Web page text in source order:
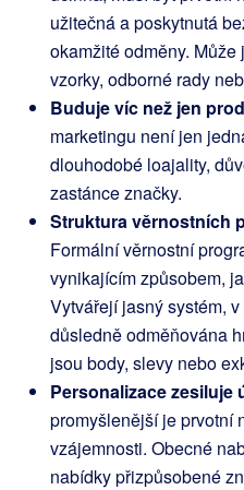
užitečná a poskytnutá
okamžité odměny.
vzorky, odborné rady
Buduje víc než jen
marketingu není jen
dlouhodobé loajality,
zastánce značky.
Struktura věrnostních
Formální věrnostní
vynikajícím způsobem,
Vytvářejí jasný systém,
důsledně odměňována
jsou body, slevy nebo
Personalizace zesiluje
promyšlenější je prvotní
vzájemnosti. Obecné
nabídky přizpůsobené